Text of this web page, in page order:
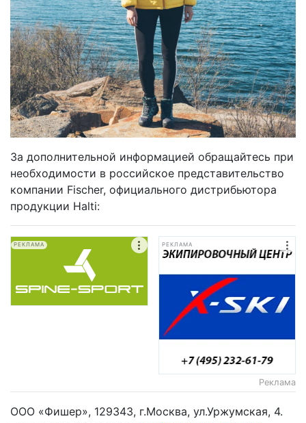
За дополнительной информацией обращайтесь при
необходимости в российское представительство
компании Fischer, официального дистрибьютора
продукции Halti:
РЕКЛАМА РЕКЛАМА
Реклама
ООО «Фишер», 129343, г.Москва, ул.Уржумская, 4.